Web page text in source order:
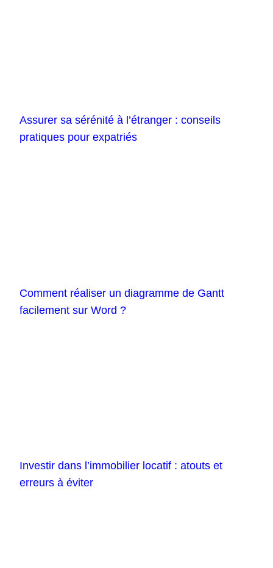
Assurer sa sérénité à l’étranger : conseils
pratiques pour expatriés
Comment réaliser un diagramme de Gantt
facilement sur Word ?
Investir dans l’immobilier locatif : atouts et
erreurs à éviter